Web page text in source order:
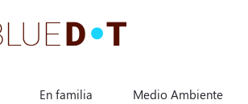
En familia Medio Ambiente